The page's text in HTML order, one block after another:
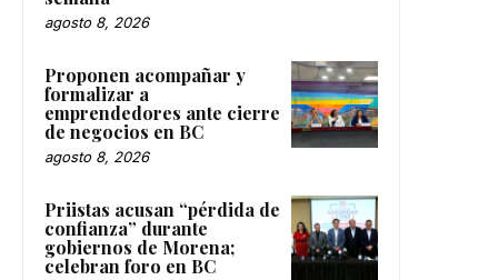
agosto 8, 2026
Proponen acompañar y
formalizar a
emprendedores ante cierre
de negocios en BC
agosto 8, 2026
Priistas acusan “pérdida de
confianza” durante
gobiernos de Morena;
celebran foro en BC